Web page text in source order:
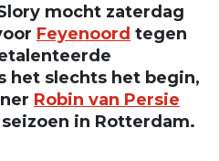
mocht zaterdag
Feyenoord tegen
het slechts het begin,
Robin van Persie
in Rotterdam.